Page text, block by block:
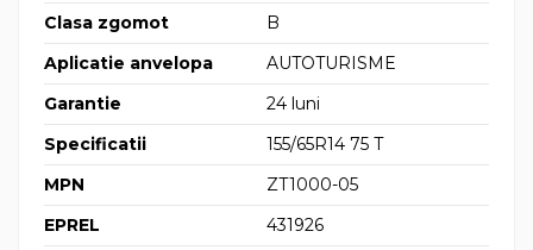
Clasa zgomot
B
Aplicatie anvelopa
AUTOTURISME
Garantie
24 luni
Specificatii
155/65R14 75 T
MPN
ZT1000-05
EPREL
431926